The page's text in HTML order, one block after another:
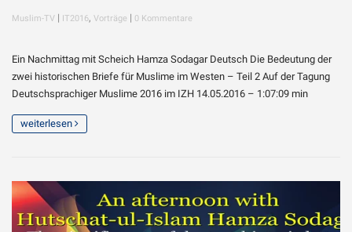
Muslim-TV | IT2016, Vorträge | 0 Kommentare
Ein Nachmittag mit Scheich Hamza Sodagar Deutsch Die Bedeutung der
zwei historischen Briefe für Muslime im Westen – Teil 2 Auf der Tagung
Deutschsprachiger Muslime 2016 im IZH 14.05.2016 – 1:07:09 min
weiterlesen